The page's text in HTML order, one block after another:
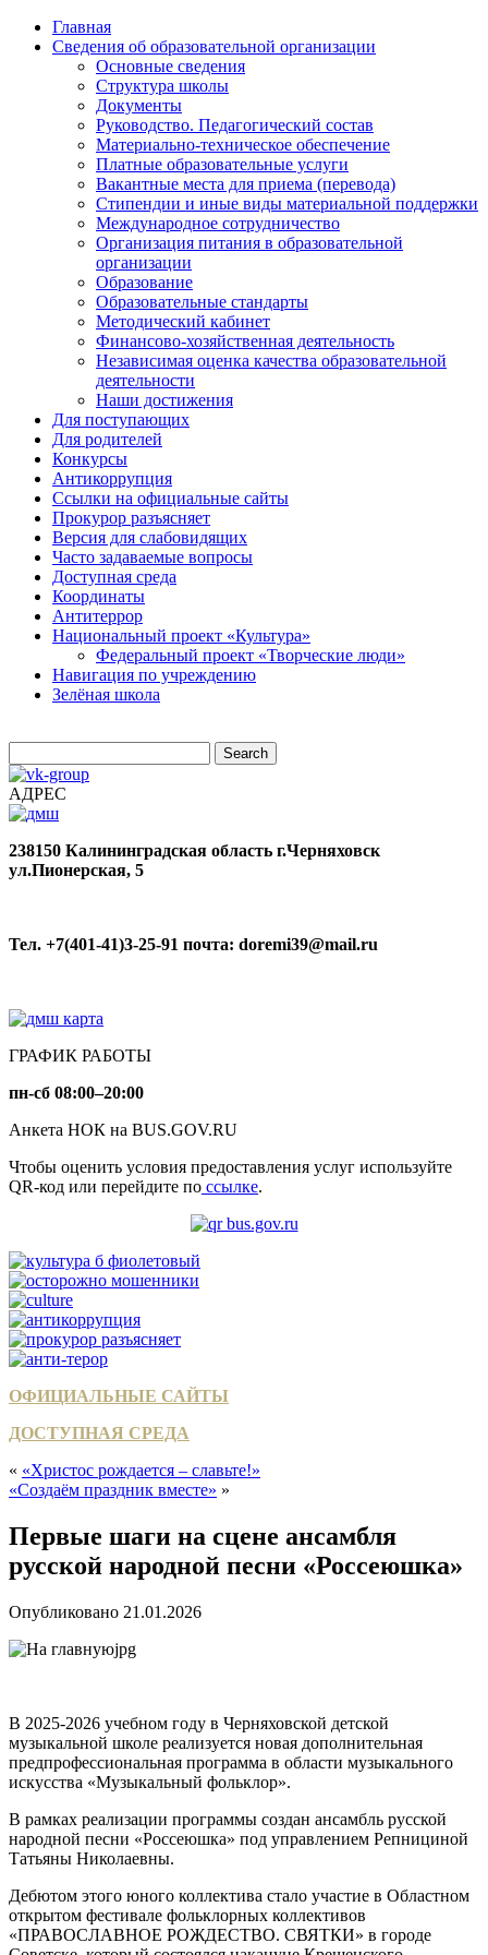
Главная
Сведения об образовательной организации
Основные сведения
Структура школы
Документы
Руководство. Педагогический состав
Материально-техническое обеспечение
Платные образовательные услуги
Вакантные места для приема (перевода)
Стипендии и иные виды материальной поддержки
Международное сотрудничество
Организация питания в образовательной
организации
Образование
Образовательные стандарты
Методический кабинет
Финансово-хозяйственная деятельность
Независимая оценка качества образовательной
деятельности
Наши достижения
Для поступающих
Для родителей
Конкурсы
Антикоррупция
Ссылки на официальные сайты
Прокурор разъясняет
Версия для слабовидящих
Часто задаваемые вопросы
Доступная среда
Координаты
Антитеррор
Национальный проект «Культура»
Федеральный проект «Творческие люди»
Навигация по учреждению
Зелёная школа
АДРЕС
238150 Калининградская область г.Черняховск
ул.Пионерская, 5
Тел. +7(401-41)3-25-91 почта: doremi39@mail.ru
ГРАФИК РАБОТЫ
пн-сб 08:00–20:00
Анкета НОК на BUS.GOV.RU
Чтобы оценить условия предоставления услуг используйте
QR-код или перейдите по ссылке.
ОФИЦИАЛЬНЫЕ САЙТЫ
ДОСТУПНАЯ СРЕДА
« «Христос рождается – славьте!»
«Создаём праздник вместе» »
Первые шаги на сцене ансамбля
русской народной песни «Россеюшка»
Опубликовано 21.01.2026
В 2025-2026 учебном году в Черняховской детской
музыкальной школе реализуется новая дополнительная
предпрофессиональная программа в области музыкального
искусства «Музыкальный фольклор».
В рамках реализации программы создан ансамбль русской
народной песни «Россеюшка» под управлением Репнициной
Татьяны Николаевны.
Дебютом этого юного коллектива стало участие в Областном
открытом фестивале фольклорных коллективов
«ПРАВОСЛАВНОЕ РОЖДЕСТВО. СВЯТКИ» в городе